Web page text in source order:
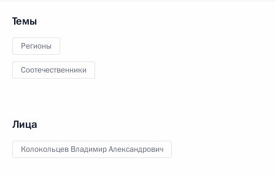
Темы
Регионы
Соотечественники
Лица
Колокольцев Владимир Александрович